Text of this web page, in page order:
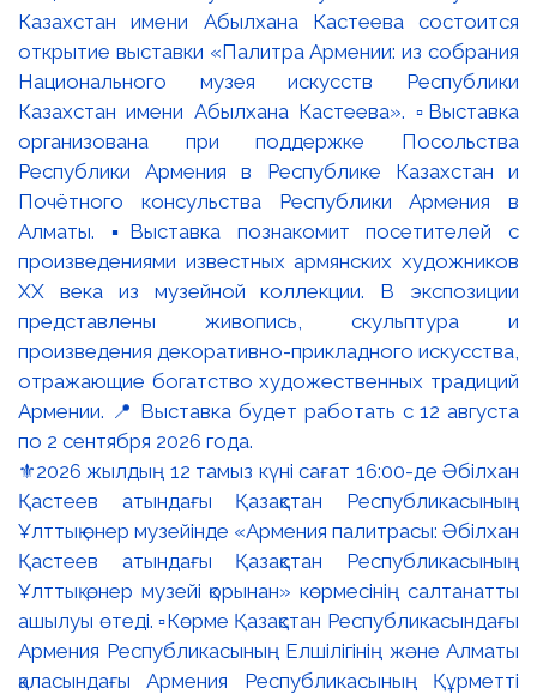
⚜️2026 жылдың 12 тамыз күні сағат 16:00-де Әбілхан
Қастеев атындағы Қазақстан Республикасының
Ұлттық өнер музейінде «Армения палитрасы: Әбілхан
Қастеев атындағы Қазақстан Республикасының
Ұлттық өнер музейі қорынан» көрмесінің салтанатты
ашылуы өтеді. ▫️Көрме Қазақстан Республикасындағы
Армения Республикасының Елшілігінің және Алматы
қаласындағы Армения Республикасының Құрметті